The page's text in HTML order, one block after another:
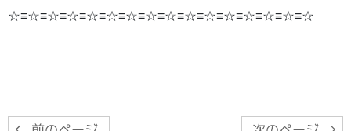
☆≡☆≡☆≡☆≡☆≡☆≡☆≡☆≡☆≡☆≡☆≡☆≡☆≡☆≡☆≡☆